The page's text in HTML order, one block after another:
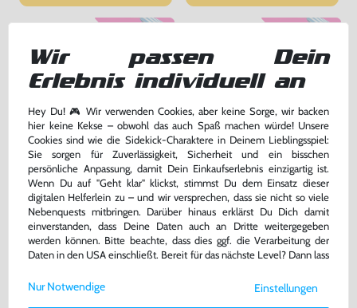
Original Nunchuk Controller
#schwarz [Nintendo]
sehr guter Zustand, gebraucht
nur12,99 €
Original Schutzhülle / Skin /
Sleeve / Cover für Remote
#transp.
gebraucht
-60% bisher 0,99 €
jetzt nur0,40 €
Wir passen Dein
Erlebnis individuell an
Hey Du! 🎮 Wir verwenden Cookies, aber keine Sorge, wir backen
hier keine Kekse – obwohl das auch Spaß machen würde! Unsere
Cookies sind wie die Sidekick-Charaktere in Deinem Lieblingsspiel:
Sie sorgen für Zuverlässigkeit, Sicherheit und ein bisschen
persönliche Anpassung, damit Dein Einkaufserlebnis einzigartig ist.
Wenn Du auf "Geht klar" klickst, stimmst Du dem Einsatz dieser
digitalen Helferlein zu – und wir versprechen, dass sie nicht so viele
Nebenquests mitbringen. Darüber hinaus erklärst Du Dich damit
einverstanden, dass Deine Daten auch an Dritte weitergegeben
werden können. Bitte beachte, dass dies ggf. die Verarbeitung der
Daten in den USA einschließt. Bereit für das nächste Level? Dann lass
Weitere Informationen zu den von uns verwendeten Cookies und
Einstellungen
Nur Notwendige